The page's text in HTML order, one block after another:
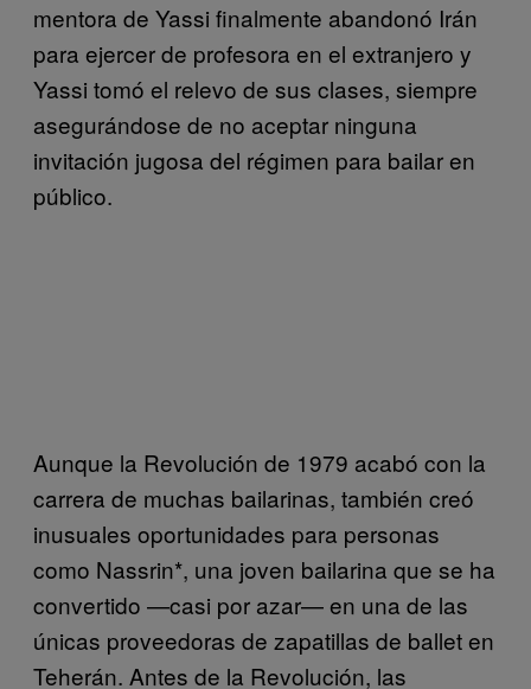
mentora de Yassi finalmente abandonó Irán
para ejercer de profesora en el extranjero y
Yassi tomó el relevo de sus clases, siempre
asegurándose de no aceptar ninguna
invitación jugosa del régimen para bailar en
público.
Aunque la Revolución de 1979 acabó con la
carrera de muchas bailarinas, también creó
inusuales oportunidades para personas
como Nassrin*, una joven bailarina que se ha
convertido —casi por azar— en una de las
únicas proveedoras de zapatillas de ballet en
Teherán. Antes de la Revolución, las